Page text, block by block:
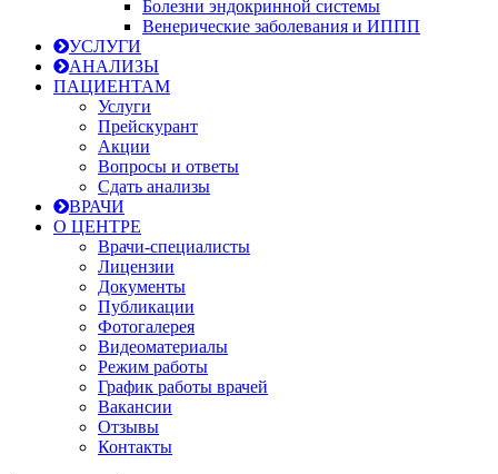
Болезни эндокринной системы
Венерические заболевания и ИППП
УСЛУГИ
АНАЛИЗЫ
ПАЦИЕНТАМ
Услуги
Прейскурант
Акции
Вопросы и ответы
Сдать анализы
ВРАЧИ
О ЦЕНТРЕ
Врачи-специалисты
Лицензии
Документы
Публикации
Фотогалерея
Видеоматериалы
Режим работы
График работы врачей
Вакансии
Отзывы
Контакты